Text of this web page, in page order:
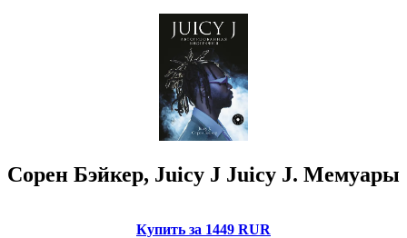
Сорен Бэйкер, Juicy J Juicy J. Мемуары
Купить за 1449 RUR